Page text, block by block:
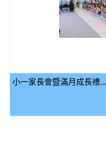
小一家長會暨滿月成長禮...